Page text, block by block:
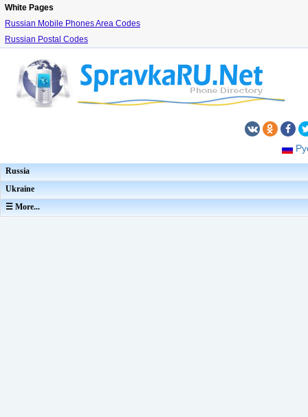
White Pages
Russian Mobile Phones Area Codes
Russian Postal Codes
Russia
Ukraine
☰ More...